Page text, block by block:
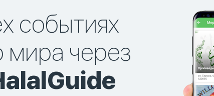
событиях
мира через